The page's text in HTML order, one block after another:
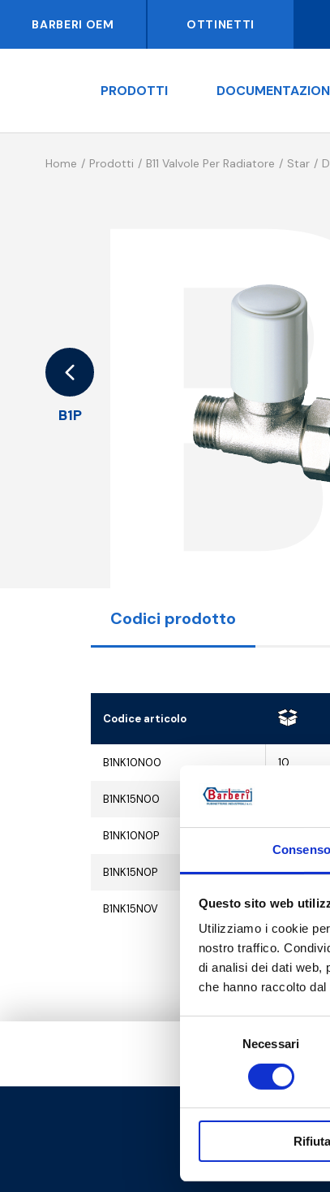
Consenso
Questo sito web
Utilizziamo i cookie
nostro traffico.
di analisi dei dati web,
che hanno raccolto
Selezione
Necessari
Rifiuta
BARBERI OEM OTTINETTI
PRODOTTI
Home Prodotti B11 Valvole Per Radiatore Star
B1P
Codici prodotto
Codice articolo
B1NK10N00 10
B1NK15N00
B1NK10N0P
B1NK15N0P 10
B1NK15N0V 10